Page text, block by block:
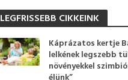
LEGFRISSEBB CIKKEINK
Káprázatos kertje
lelkének legszebb
növényekkel